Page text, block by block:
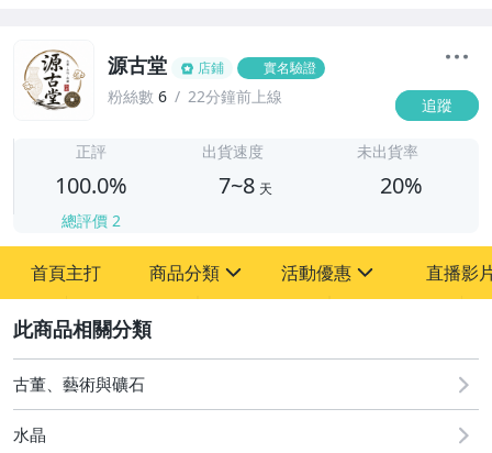
源古堂 店鋪 實名驗證
粉絲數 6 22分鐘前上線 追蹤
正評
100.0%
總評價 2
出貨速度
7~8 天
未出貨率
20%
首頁主打 商品分類
其它
活動優惠
[全店] 周年慶
[全店] 粉絲專享
直播影
古董、藝術與礦石
水晶